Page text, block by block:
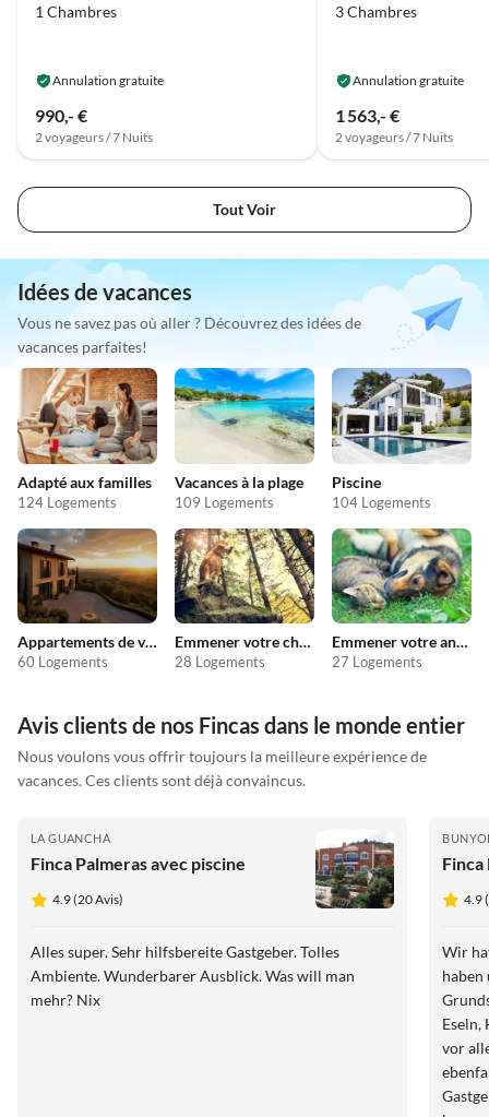
1 Chambres
Annulation gratuite
990,- €
2 voyageurs / 7 Nuits
3 Chambres
Annulation gratuite
1 563,- €
2 voyageurs / 7 Nuits
Tout Voir
Idées de vacances
Vous ne savez pas où aller ? Découvrez des idées de
vacances parfaites!
Adapté aux familles
124 Logements
Vacances à la plage
109 Logements
Piscine
104 Logements
Appartements de vacances pas chers
60 Logements
Emmener votre chien en vacances
28 Logements
Emmener votre animal en vacances
27 Logements
Avis clients de nos Fincas dans le monde entier
Nous voulons vous offrir toujours la meilleure expérience de
vacances. Ces clients sont déjà convaincus.
LA GUANCHA
Finca Palmeras avec piscine
4.9 (20 Avis)
Alles super. Sehr hilfsbereite Gastgeber. Tolles
Ambiente. Wunderbarer Ausblick. Was will man
mehr? Nix
Finca
4.9
Wir
haben
Eseln,
vor